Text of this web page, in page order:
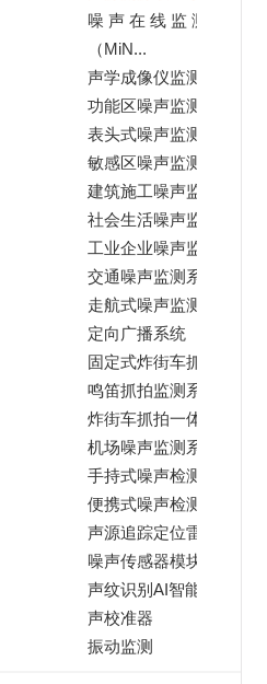
噪 声 在 线 监 测 站
（MiN...
声学成像仪监测
功能区噪声监测子站
表头式噪声监测仪
敏感区噪声监测系统
建筑施工噪声监测系统
社会生活噪声监测系统
工业企业噪声监测系统
交通噪声监测系统
走航式噪声监测系统
定向广播系统
固定式炸街车抓拍系统
鸣笛抓拍监测系统
炸街车抓拍一体机
机场噪声监测系统
手持式噪声检测仪
便携式噪声检测仪
声源追踪定位雷达
噪声传感器模块
声纹识别AI智能模块
声校准器
振动监测